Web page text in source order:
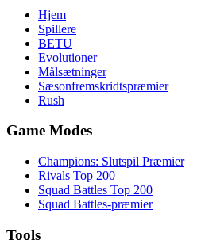
Hjem
Spillere
BETU
Evolutioner
Målsætninger
Sæsonfremskridtspræmier
Rush
Game Modes
Champions: Slutspil Præmier
Rivals Top 200
Squad Battles Top 200
Squad Battles-præmier
Tools